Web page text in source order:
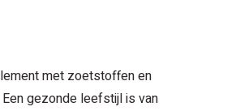
met zoetstoffen en
gezonde leefstijl is van